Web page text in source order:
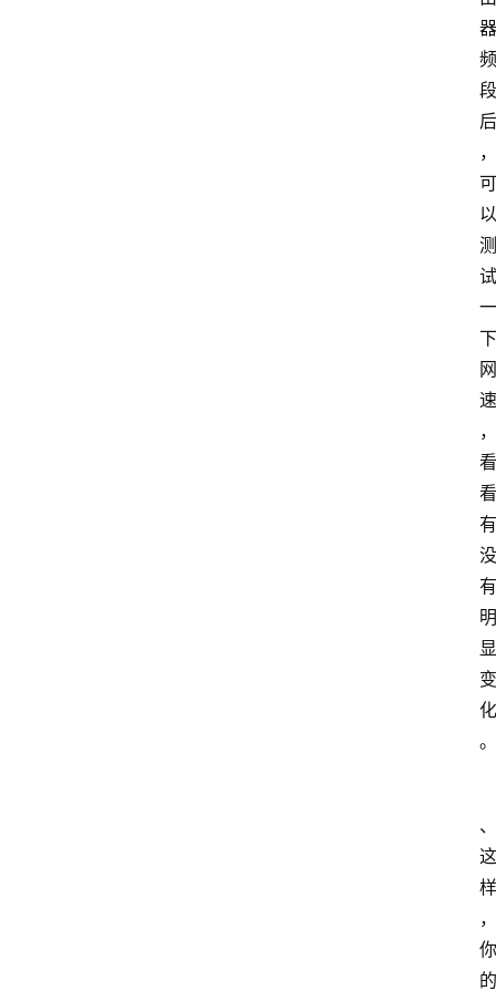
器
频
段
后
，
可
以
测
试
一
下
网
速
，
看
看
有
没
有
明
显
变
化
。
、
这
样
，
你
的